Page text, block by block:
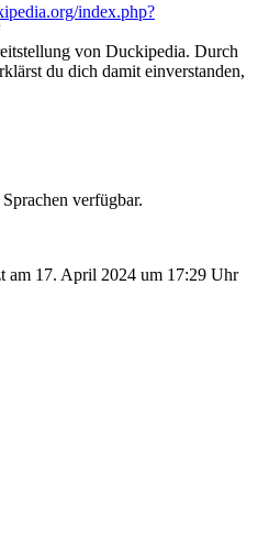
index.php?
von Duckipedia. Durch
du dich damit einverstanden,
verfügbar.
am 17. April 2024 um 17:29 Uhr